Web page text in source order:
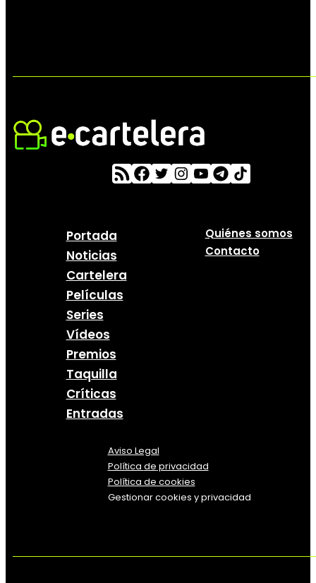
Portada
Noticias
Cartelera
Películas
Series
Vídeos
Premios
Taquilla
Críticas
Entradas
Quiénes somos
Contacto
Aviso Legal
Política de privacidad
Política de cookies
Gestionar cookies y privacidad